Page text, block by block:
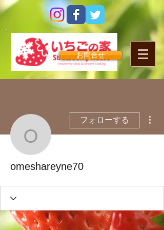
お問合せ
omeshareyne70
フォローする
omeshareyne70